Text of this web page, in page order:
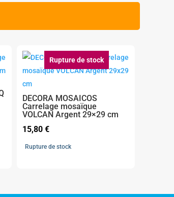
Rupture de stock
DECORA MOSAICOS
Carrelage mosaïque
VOLCAN Argent 29×29 cm
15,80 €
Rupture de stock